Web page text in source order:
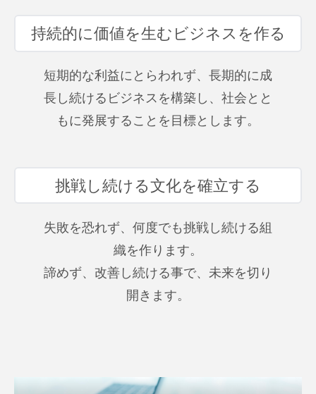
持続的に価値を生むビジネスを作る
短期的な利益にとらわれず、長期的に成
長し続けるビジネスを構築し、社会とと
もに発展することを目標とします。
挑戦し続ける文化を確立する
失敗を恐れず、何度でも挑戦し続ける組
織を作ります。
諦めず、改善し続ける事で、未来を切り
開きます。